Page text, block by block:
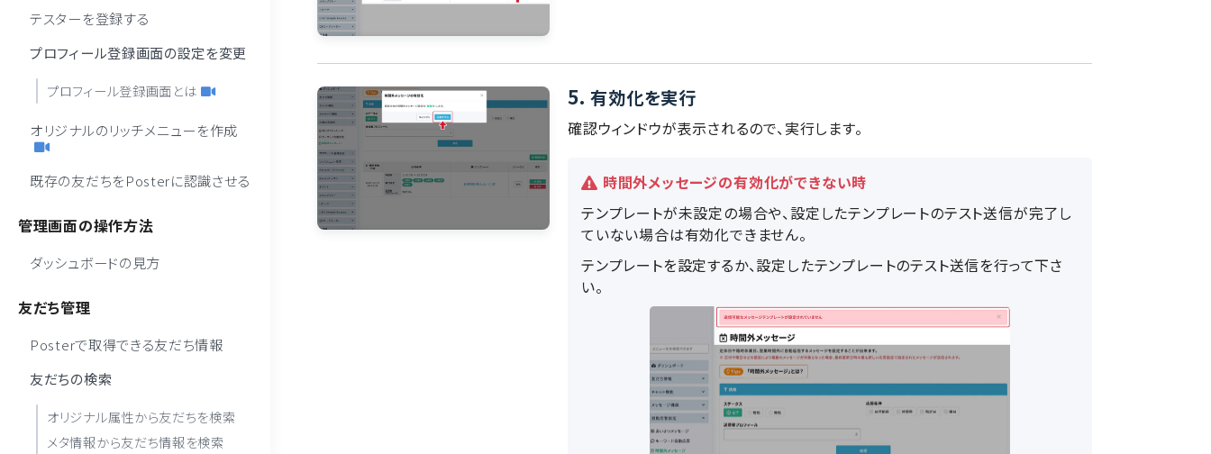
テスターを登録する
プロフィール登録画面の設定を変更
プロフィール登録画面とは
オリジナルのリッチメニューを作成
既存の友だちをPosterに認識させる
管理画面の操作方法
ダッシュボードの見方
友だち管理
Posterで取得できる友だち情報
友だちの検索
オリジナル属性から友だちを検索
メタ情報から友だち情報を検索
5. 有効化を実行
確認ウィンドウが表示されるので、実行します。
時間外メッセージの有効化ができない時
テンプレートが未設定の場合や、設定したテンプレートのテスト送信が完了し
ていない場合は有効化できません。
テンプレートを設定するか、設定したテンプレートのテスト送信を行って下さ
い。